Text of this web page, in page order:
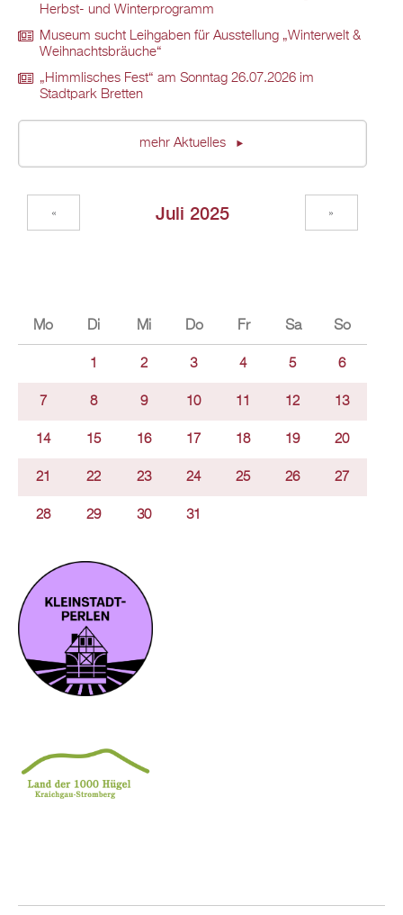
Herbst- und Winterprogramm
Museum sucht Leihgaben für Ausstellung „Winterwelt &
Weihnachtsbräuche“
„Himmlisches Fest“ am Sonntag 26.07.2026 im
Stadtpark Bretten
mehr Aktuelles
Juli 2025
« »
Mo Di Mi Do Fr Sa So
1 2 3 4 5 6
7 8 9 10 11 12 13
14 15 16 17 18 19 20
21 22 23 24 25 26 27
28 29 30 31